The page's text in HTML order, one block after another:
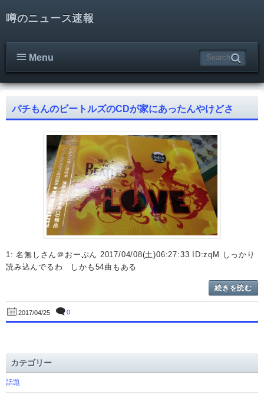
噂のニュース速報
Menu
パチもんのビートルズのCDが家にあったんやけどさ
1: 名無しさん＠おーぷん 2017/04/08(土)06:27:33 ID:zqM しっかり
読み込んでるわ しかも54曲もある
続きを読む
2017/04/25 0
カテゴリー
話題